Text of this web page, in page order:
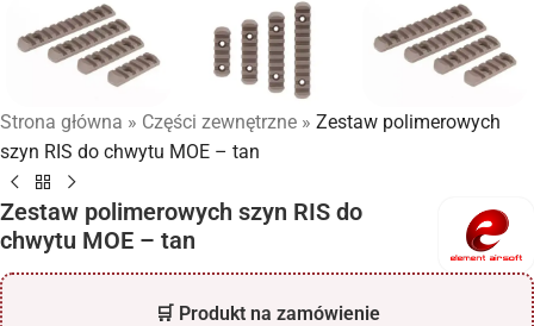
Strona główna » Części zewnętrzne » Zestaw polimerowych
szyn RIS do chwytu MOE – tan
Zestaw polimerowych szyn RIS do
chwytu MOE – tan
🛒 Produkt na zamówienie